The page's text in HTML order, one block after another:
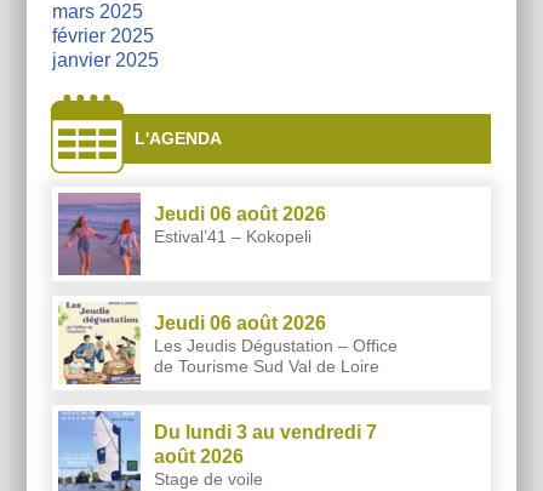
mars 2025
février 2025
janvier 2025
L'AGENDA
Jeudi 06 août 2026
Estival’41 – Kokopeli
Jeudi 06 août 2026
Les Jeudis Dégustation – Office
de Tourisme Sud Val de Loire
Du lundi 3 au vendredi 7
août 2026
Stage de voile